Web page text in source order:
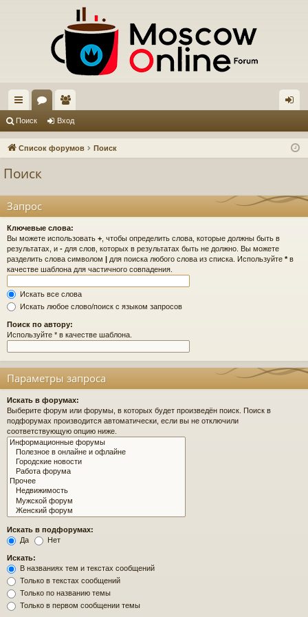
с
ы ум
ол
ьз д
Поиск Вход
Список форумов Поиск
Поиск
Запрос
Ключевые слова:
Вы можете использовать + , чтобы определить слова, которые должны быть в
результатах, и - для слов, которых в результатах быть не должно. Вы можете
разделить слова символом | для поиска любого слова из списка. Используйте *в
качестве шаблона для частичного совпадения.
Искать все слова
Искать любое слово/поиск с языком запросов
Поиск по автору:
Используйте * в качестве шаблона.
Параметры запроса
Искать в форумах:
Выберите форум или форумы, в которых будет произведён поиск. Поиск в
подфорумах производится автоматически, если вы не отключили
соответствующую опцию ниже.
Искать в подфорумах:
Да
Нет
Искать:
В названиях тем и текстах сообщений
Только в текстах сообщений
Только по названию темы
Только в первом сообщении темы